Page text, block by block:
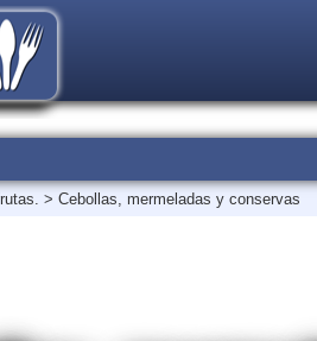
> Cebollas, mermeladas y conservas